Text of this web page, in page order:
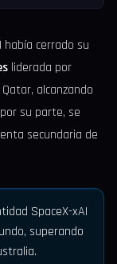
cerrado su
liderada por
alcanzando
su parte, se
secundaria de
SpaceX-xAI
superando